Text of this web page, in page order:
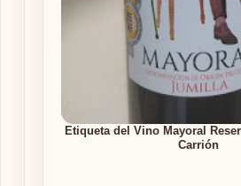
Etiqueta del Vino Mayoral
Carrión